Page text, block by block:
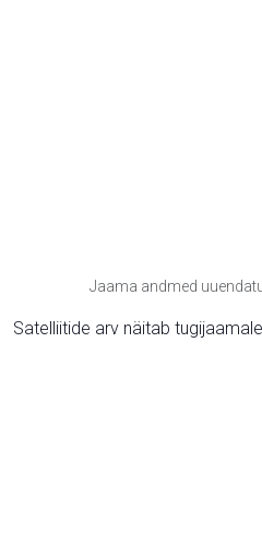
Jaama andmed
Satelliitide arv näitab